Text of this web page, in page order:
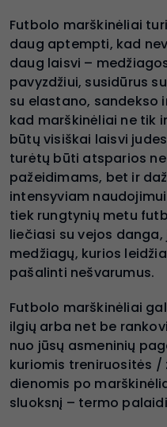
Futbolo marškinėliai
daug aptempti, kad
daug laisvi –
pavyzdžiui, susidūrus
su elastano, sandekso
kad marškinėliai ne tik
būtų visiškai laisvi
turėtų būti atsparios
pažeidimams, bet ir
intensyviam
tiek rungtynių metu
liečiasi su vejos
medžiagų, kurios
pašalinti nešvarumus.
Futbolo marškinėliai
ilgių arba net be
nuo jūsų asmeninių
kuriomis treniruositės /
dienomis po
sluoksnį – termo